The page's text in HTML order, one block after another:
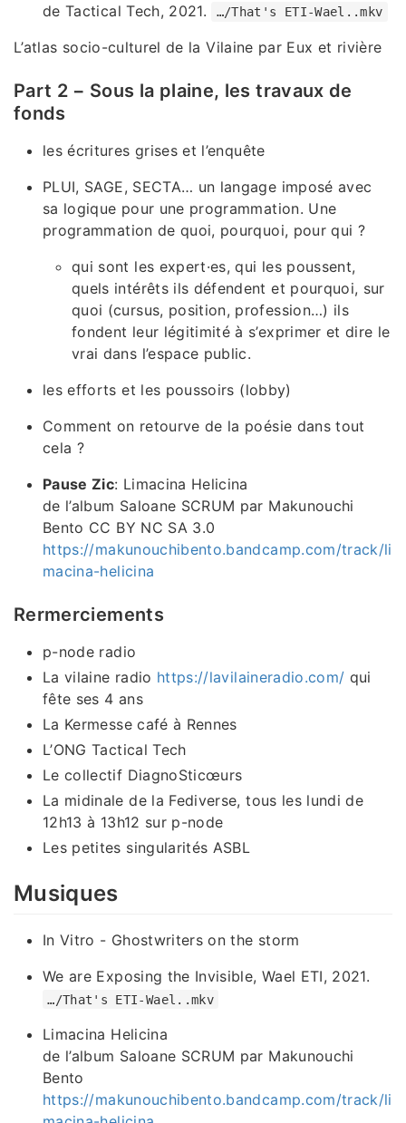
de Tactical Tech, 2021.
…/That's ETI-Wael..mkv
L’atlas socio-culturel de la Vilaine par Eux et rivière
Part 2 − Sous la plaine, les travaux de
fonds
les écritures grises et l’enquête
PLUI, SAGE, SECTA… un langage imposé avec
sa logique pour une programmation. Une
programmation de quoi, pourquoi, pour qui ?
qui sont les expert·es, qui les poussent,
quels intérêts ils défendent et pourquoi, sur
quoi (cursus, position, profession…) ils
fondent leur légitimité à s’exprimer et dire le
vrai dans l’espace public.
les efforts et les poussoirs (lobby)
Comment on retourve de la poésie dans tout
cela ?
Pause Zic: Limacina Helicina
de l’album Saloane SCRUM par Makunouchi
Bento CC BY NC SA 3.0
https://makunouchibento.bandcamp.com/track/li
macina-helicina
Rermerciements
p-node radio
La vilaine radio https://lavilaineradio.com/ qui
fête ses 4 ans
La Kermesse café à Rennes
L’ONG Tactical Tech
Le collectif DiagnoSticœurs
La midinale de la Fediverse, tous les lundi de
12h13 à 13h12 sur p-node
Les petites singularités ASBL
Musiques
In Vitro - Ghostwriters on the storm
We are Exposing the Invisible, Wael ETI, 2021.
…/That's ETI-Wael..mkv
Limacina Helicina
de l’album Saloane SCRUM par Makunouchi
Bento
https://makunouchibento.bandcamp.com/track/li